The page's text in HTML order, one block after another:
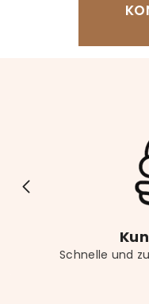
unser Lesekissen,
Buchständer für
dekorative
Schnelle und